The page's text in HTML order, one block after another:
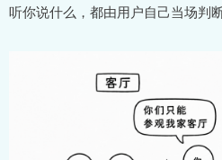
听你说什么，都由用户自己当场判断